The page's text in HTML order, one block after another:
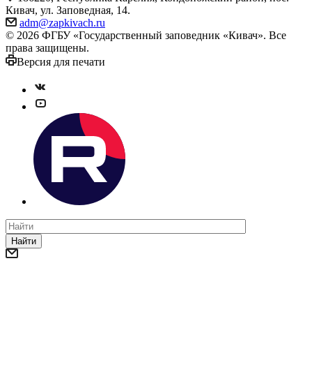
Кивач, ул. Заповедная, 14.
adm@zapkivach.ru
© 2026 ФГБУ «Государственный заповедник «Кивач». Все
права защищены.
Версия для печати
Найти